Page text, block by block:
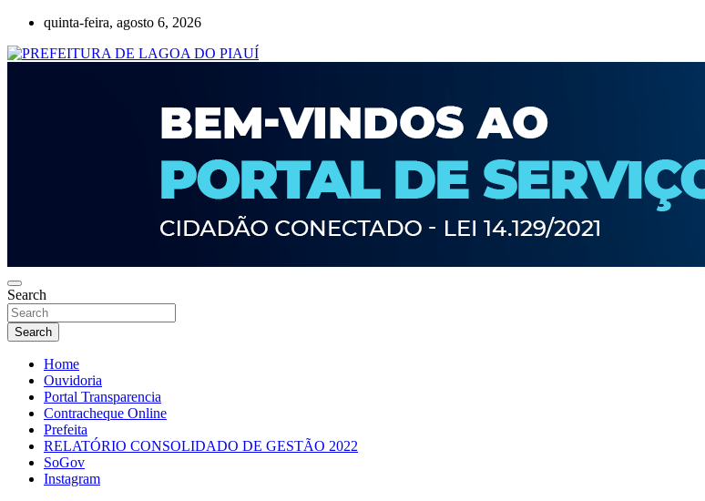
Skip
content
quinta-feira, agosto 6, 2026
Search
Search
Home
Ouvidoria
Portal Transparencia
Contracheque Online
Prefeita
RELATÓRIO CONSOLIDADO DE GESTÃO 2022
SoGov
Instagram